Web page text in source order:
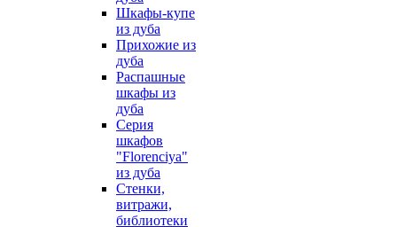
Шкафы-купе
из дуба
Прихожие из
дуба
Распашные
шкафы из
дуба
Серия
шкафов
"Florenciya"
из дуба
Стенки,
витражи,
библиотеки